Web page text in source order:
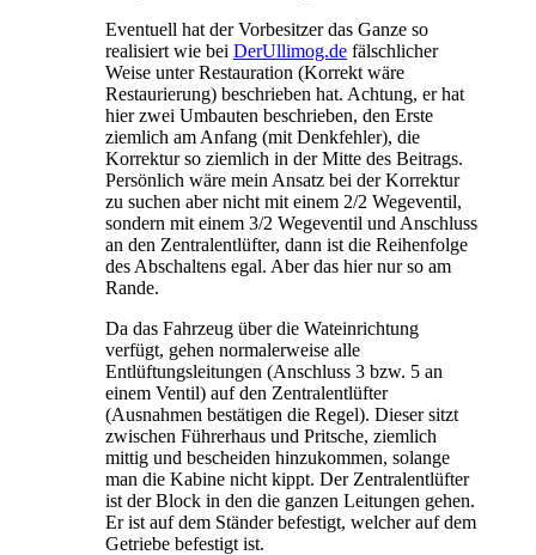
Eventuell hat der Vorbesitzer das Ganze so
realisiert wie bei DerUllimog.de fälschlicher
Weise unter Restauration (Korrekt wäre
Restaurierung) beschrieben hat. Achtung, er hat
hier zwei Umbauten beschrieben, den Erste
ziemlich am Anfang (mit Denkfehler), die
Korrektur so ziemlich in der Mitte des Beitrags.
Persönlich wäre mein Ansatz bei der Korrektur
zu suchen aber nicht mit einem 2/2 Wegeventil,
sondern mit einem 3/2 Wegeventil und Anschluss
an den Zentralentlüfter, dann ist die Reihenfolge
des Abschaltens egal. Aber das hier nur so am
Rande.
Da das Fahrzeug über die Wateinrichtung
verfügt, gehen normalerweise alle
Entlüftungsleitungen (Anschluss 3 bzw. 5 an
einem Ventil) auf den Zentralentlüfter
(Ausnahmen bestätigen die Regel). Dieser sitzt
zwischen Führerhaus und Pritsche, ziemlich
mittig und bescheiden hinzukommen, solange
man die Kabine nicht kippt. Der Zentralentlüfter
ist der Block in den die ganzen Leitungen gehen.
Er ist auf dem Ständer befestigt, welcher auf dem
Getriebe befestigt ist.